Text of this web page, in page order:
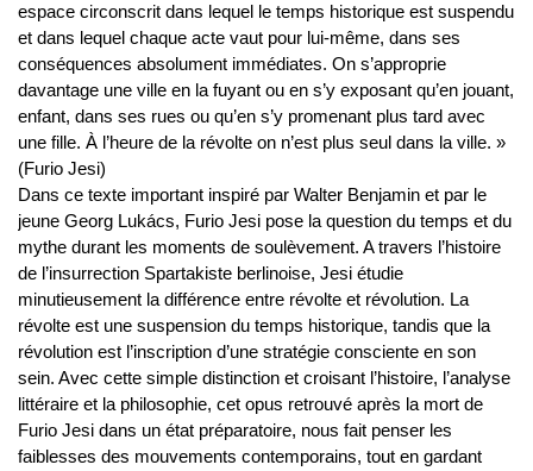
espace circonscrit dans lequel le temps historique est suspendu
et dans lequel chaque acte vaut pour lui-même, dans ses
conséquences absolument immédiates. On s’approprie
davantage une ville en la fuyant ou en s’y exposant qu’en jouant,
enfant, dans ses rues ou qu’en s’y promenant plus tard avec
une fille. À l’heure de la révolte on n’est plus seul dans la ville. »
(Furio Jesi)
Dans ce texte important inspiré par Walter Benjamin et par le
jeune Georg Lukács, Furio Jesi pose la question du temps et du
mythe durant les moments de soulèvement. A travers l’histoire
de l’insurrection Spartakiste berlinoise, Jesi étudie
minutieusement la différence entre révolte et révolution. La
révolte est une suspension du temps historique, tandis que la
révolution est l’inscription d’une stratégie consciente en son
sein. Avec cette simple distinction et croisant l’histoire, l’analyse
littéraire et la philosophie, cet opus retrouvé après la mort de
Furio Jesi dans un état préparatoire, nous fait penser les
faiblesses des mouvements contemporains, tout en gardant